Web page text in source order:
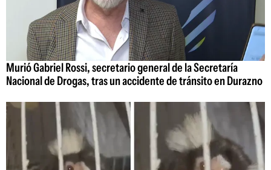
Murió Gabriel Rossi, secretario general de la Secretaría
Nacional de Drogas, tras un accidente de tránsito en Durazno